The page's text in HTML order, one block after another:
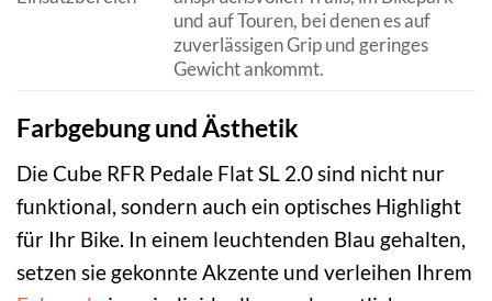
und auf Touren, bei denen es auf
zuverlässigen Grip und geringes
Gewicht ankommt.
Farbgebung und Ästhetik
Die Cube RFR Pedale Flat SL 2.0 sind nicht nur
funktional, sondern auch ein optisches Highlight
für Ihr Bike. In einem leuchtenden Blau gehalten,
setzen sie gekonnte Akzente und verleihen Ihrem